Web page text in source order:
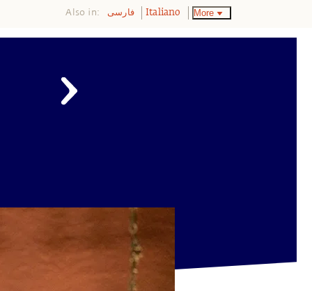
Also in: فارسی Italiano More